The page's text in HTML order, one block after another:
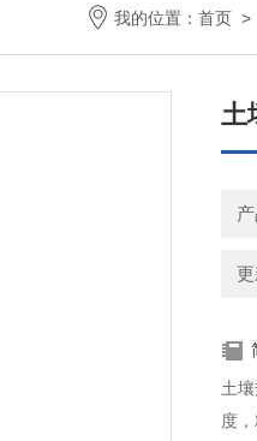
我的位置： 首页 >
土
土
度